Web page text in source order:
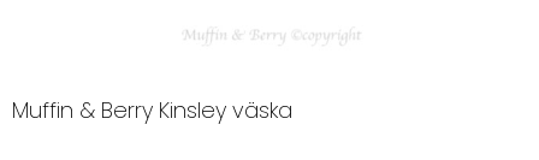
Muffin & Berry Kinsley väska